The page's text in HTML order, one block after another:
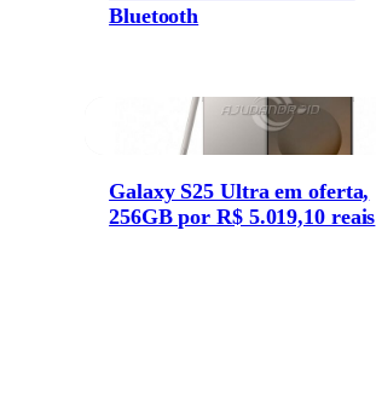
Bluetooth
Galaxy S25 Ultra em oferta,
256GB por R$ 5.019,10 reais